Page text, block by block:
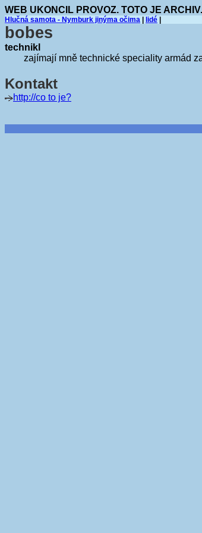
WEB UKONCIL PROVOZ. TOTO JE
Hlučná samota - Nymburk jinýma očima lidé
bobes
technikl
zajímají mně technické speciality armád
Kontakt
http://co to je?